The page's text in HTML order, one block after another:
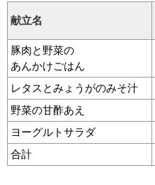
献立名
豚肉と野菜の
あんかけごはん
レタスとみょうがのみそ汁
野菜の甘酢あえ
ヨーグルトサラダ
合計